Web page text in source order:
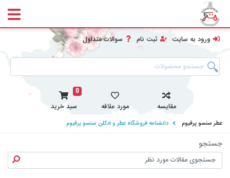
ورود به سایت ثبت نام سوالات متداول
مقایسه مورد علاقه
0
سبد خرید
عطر سنسو پرفیوم دانشنامه فروشگاه عطر و ادکلن سنسو پرفیوم
جستجو